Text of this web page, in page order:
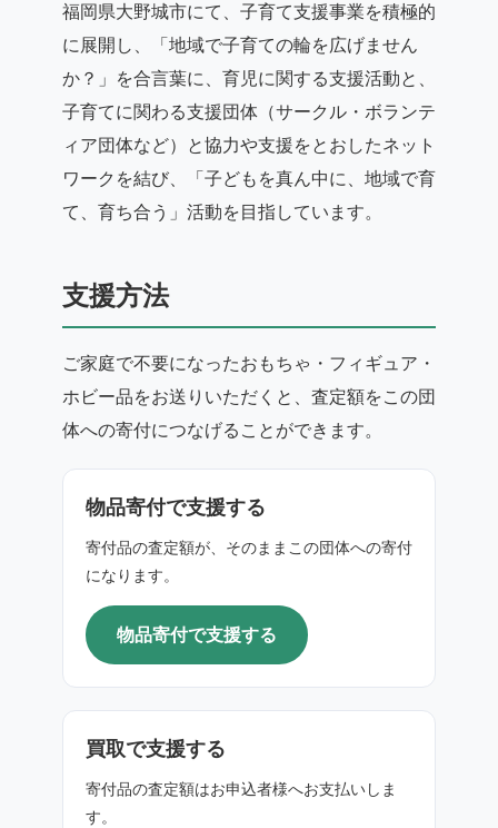
福岡県大野城市にて、子育て支援事業を積極的
に展開し、「地域で子育ての輪を広げません
か？」を合言葉に、育児に関する支援活動と、
子育てに関わる支援団体（サークル・ボランテ
ィア団体など）と協力や支援をとおしたネット
ワークを結び、「子どもを真ん中に、地域で育
て、育ち合う」活動を目指しています。
支援方法
ご家庭で不要になったおもちゃ・フィギュア・
ホビー品をお送りいただくと、査定額をこの団
体への寄付につなげることができます。
物品寄付で支援する
寄付品の査定額が、そのままこの団体への寄付
になります。
物品寄付で支援する
買取で支援する
寄付品の査定額はお申込者様へお支払いしま
す。